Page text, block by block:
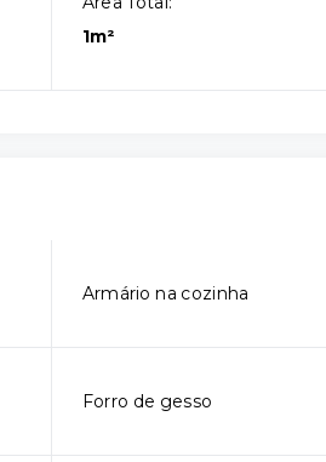
1m²
Armário na cozinha
Forro de gesso